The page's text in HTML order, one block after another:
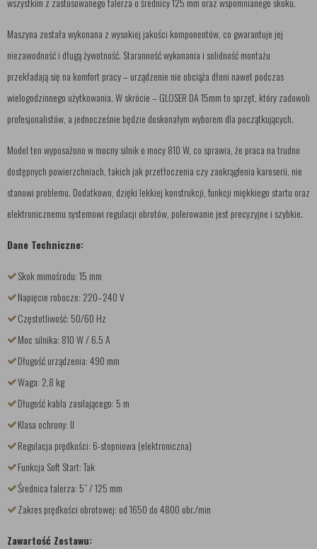
Maszyna została wykonana z wysokiej jakości komponentów, co gwarantuje jej
niezawodność i długą żywotność. Staranność wykonania i solidność montażu
przekładają się na komfort pracy – urządzenie nie obciąża dłoni nawet podczas
wielogodzinnego użytkowania. W skrócie – GLOSER DA 15mm to sprzęt, który zadowoli
profesjonalistów, a jednocześnie będzie doskonałym wyborem dla początkujących.
Model ten wyposażono w mocny silnik o mocy 810 W, co sprawia, że praca na trudno
dostępnych powierzchniach, takich jak przetłoczenia czy zaokrąglenia karoserii, nie
stanowi problemu. Dodatkowo, dzięki lekkiej konstrukcji, funkcji miękkiego startu oraz
elektronicznemu systemowi regulacji obrotów, polerowanie jest precyzyjne i szybkie.
Dane Techniczne:
Skok mimośrodu: 15 mm
Napięcie robocze: 220–240 V
Częstotliwość: 50/60 Hz
Moc silnika: 810 W / 6.5 A
Długość urządzenia: 490 mm
Waga: 2,8 kg
Długość kabla zasilającego: 5 m
Klasa ochrony: II
Regulacja prędkości: 6-stopniowa (elektroniczna)
Funkcja Soft Start: Tak
Średnica talerza: 5” / 125 mm
Zakres prędkości obrotowej: od 1650 do 4800 obr./min
Zawartość Zestawu: